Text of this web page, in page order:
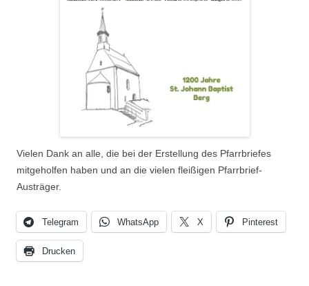
Vielen Dank an alle, die bei der Erstellung des Pfarrbriefes
mitgeholfen haben und an die vielen fleißigen Pfarrbrief-
Austräger.
Telegram WhatsApp X Pinterest
Drucken